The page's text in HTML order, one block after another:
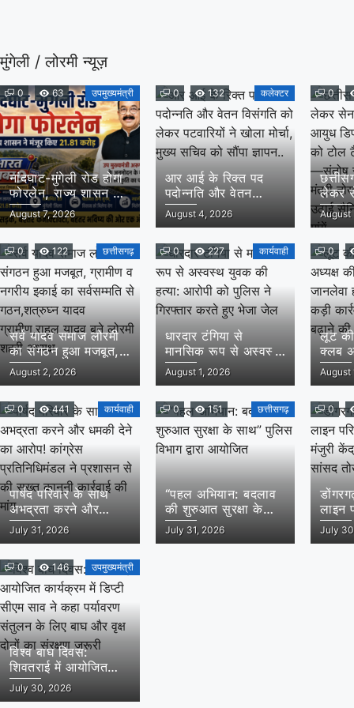
मुंगेली / लोरमी न्यूज़
0 63 उपमुख्यमंत्री
नांदघाट-मुंगेली रोड होगा
फोरलेन, राज्य शासन ने
मंजूर किए 21.81 करोड़
उपमुख्यमंत्री साव के
August 7, 2026
0 132 कलेक्टर
आर आई के रिक्त पद
पदोन्नति और वेतन
विसंगति को लेकर
पटवारियों ने खोला मोर्चा,
ज्ञापन..
August 4, 2026
0
लेकर
और
संतोष
राज्य
समक्ष
की
August
0 122 छत्तीसगढ़
सर्व यादव समाज लोरमी
का संगठन हुआ मजबूत,
ग्रामीण व नगरीय इकाई
का सर्वसम्मति से
ग्रामीण,राहुल यादव बने
लोरमी शहरी अध्यक्ष
August 2, 2026
0 227 कार्यवाही
धारदार टंगिया से
मानसिक रूप से अस्वस्थ
युवक की हत्या: आरोपी
को पुलिस ने गिरफ्तार
August 1, 2026
0
लूट
क्लब
बढ़ाने
August
0 441 कार्यवाही
पार्षद परिवार के साथ
अभद्रता करने और
धमकी देने का आरोप!
कांग्रेस प्रतिनिधिमंडल ने
कानूनी कार्रवाई की मांग
July 31, 2026
0 151 छत्तीसगढ़
“पहल अभियान: बदलाव
की शुरुआत सुरक्षा के
साथ” पुलिस विभाग द्वारा
आयोजित
July 31, 2026
0
लाइन
मंजुरी
एवं
July
0 146 उपमुख्यमंत्री
विश्व बाघ दिवस:
शिवतराई में आयोजित
कार्यक्रम में डिप्टी सीएम
साव ने कहा पर्यावरण
July 30, 2026